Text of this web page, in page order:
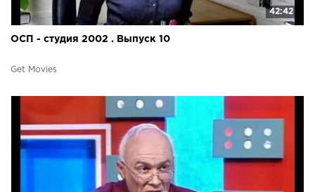
42:42
ОСП - студия 2002 . Выпуск 10
Get Movies